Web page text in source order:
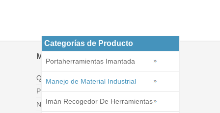
Categorías de Producto
Portaherramientas Imantada
Manejo de Material Industrial
Imán Recogedor De Herramientas
Menú
Quiénes somos
Productos
Noticias